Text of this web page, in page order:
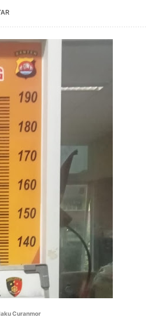
Curanmor